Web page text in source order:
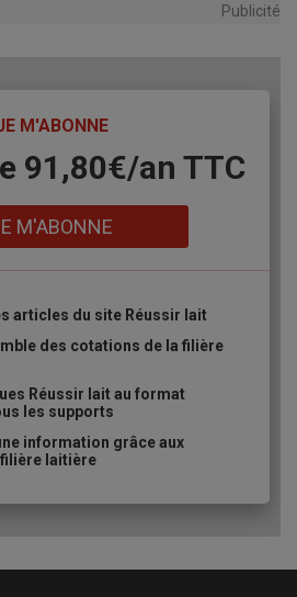
Publicité
M'ABONNE
91,80€/an​ TTC
M'ABONNE
articles du site Réussir lait
des cotations de la filière
Réussir lait au format
les supports
information grâce aux
laitière